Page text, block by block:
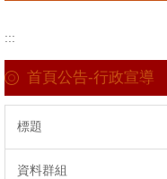
💑💑新生入學💑💑
獎助學金
學生競賽
:::
首頁公告-行政宣導